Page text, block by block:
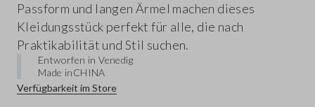
Passform und langen Ärmel machen dieses
Kleidungsstück perfekt für alle, die nach
Praktikabilität und Stil suchen.
Entworfen in Venedig
Made inCHINA
Verfügbarkeit im Store